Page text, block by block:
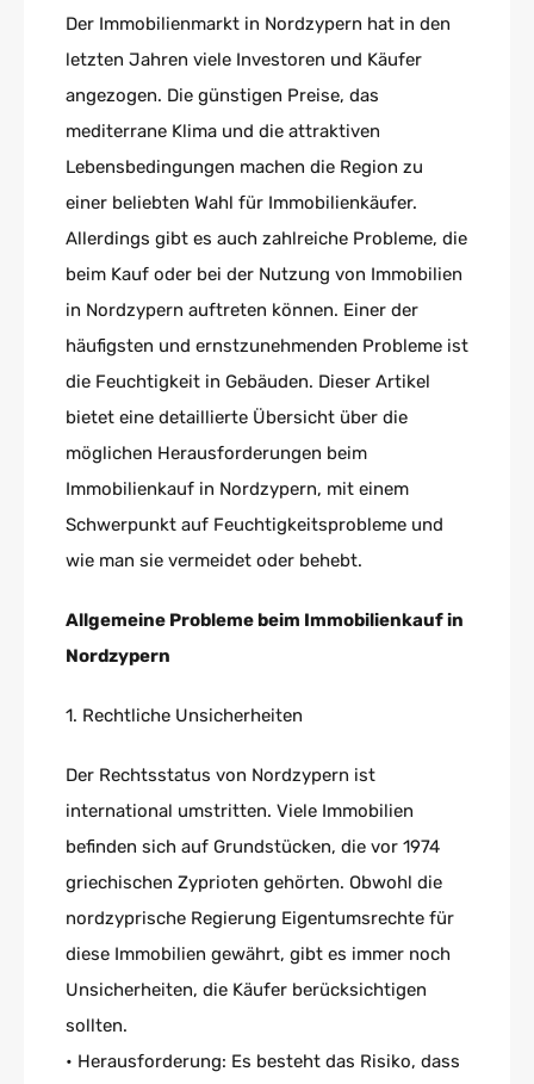
Der Immobilienmarkt in Nordzypern hat in den
letzten Jahren viele Investoren und Käufer
angezogen. Die günstigen Preise, das
mediterrane Klima und die attraktiven
Lebensbedingungen machen die Region zu
einer beliebten Wahl für Immobilienkäufer.
Allerdings gibt es auch zahlreiche Probleme, die
beim Kauf oder bei der Nutzung von Immobilien
in Nordzypern auftreten können. Einer der
häufigsten und ernstzunehmenden Probleme ist
die Feuchtigkeit in Gebäuden. Dieser Artikel
bietet eine detaillierte Übersicht über die
möglichen Herausforderungen beim
Immobilienkauf in Nordzypern, mit einem
Schwerpunkt auf Feuchtigkeitsprobleme und
wie man sie vermeidet oder behebt.
Allgemeine Probleme beim Immobilienkauf in
Nordzypern
1. Rechtliche Unsicherheiten
Der Rechtsstatus von Nordzypern ist
international umstritten. Viele Immobilien
befinden sich auf Grundstücken, die vor 1974
griechischen Zyprioten gehörten. Obwohl die
nordzyprische Regierung Eigentumsrechte für
diese Immobilien gewährt, gibt es immer noch
Unsicherheiten, die Käufer berücksichtigen
sollten.
• Herausforderung: Es besteht das Risiko, dass